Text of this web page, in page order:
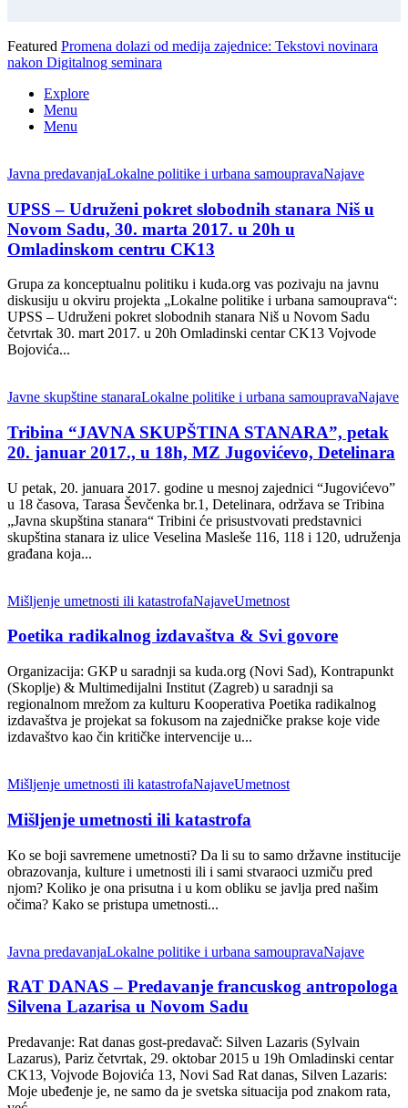
Featured Promena dolazi od medija zajednice: Tekstovi novinara
nakon Digitalnog seminara
Explore
Menu
Menu
Javna predavanjaLokalne politike i urbana samoupravaNajave
UPSS – Udruženi pokret slobodnih stanara Niš u
Novom Sadu, 30. marta 2017. u 20h u
Omladinskom centru CK13
Grupa za konceptualnu politiku i kuda.org vas pozivaju na javnu
diskusiju u okviru projekta „Lokalne politike i urbana samouprava“:
UPSS – Udruženi pokret slobodnih stanara Niš u Novom Sadu
četvrtak 30. mart 2017. u 20h Omladinski centar CK13 Vojvode
Bojovića...
Javne skupštine stanaraLokalne politike i urbana samoupravaNajave
Tribina “JAVNA SKUPŠTINA STANARA”, petak
20. januar 2017., u 18h, MZ Jugovićevo, Detelinara
U petak, 20. januara 2017. godine u mesnoj zajednici “Jugovićevo”
u 18 časova, Tarasa Ševčenka br.1, Detelinara, održava se Tribina
„Javna skupština stanara“ Tribini će prisustvovati predstavnici
skupština stanara iz ulice Veselina Masleše 116, 118 i 120, udruženja
građana koja...
Mišljenje umetnosti ili katastrofaNajaveUmetnost
Poetika radikalnog izdavaštva & Svi govore
Organizacija: GKP u saradnji sa kuda.org (Novi Sad), Kontrapunkt
(Skoplje) & Multimedijalni Institut (Zagreb) u saradnji sa
regionalnom mrežom za kulturu Kooperativa Poetika radikalnog
izdavaštva je projekat sa fokusom na zajedničke prakse koje vide
izdavaštvo kao čin kritičke intervencije u...
Mišljenje umetnosti ili katastrofaNajaveUmetnost
Mišljenje umetnosti ili katastrofa
Ko se boji savremene umetnosti? Da li su to samo državne institucije
obrazovanja, kulture i umetnosti ili i sami stvaraoci uzmiču pred
njom? Koliko je ona prisutna i u kom obliku se javlja pred našim
očima? Kako se pristupa umetnosti...
Javna predavanjaLokalne politike i urbana samoupravaNajave
RAT DANAS – Predavanje francuskog antropologa
Silvena Lazarisa u Novom Sadu
Predavanje: Rat danas gost-predavač: Silven Lazaris (Sylvain
Lazarus), Pariz četvrtak, 29. oktobar 2015 u 19h Omladinski centar
CK13, Vojvode Bojovića 13, Novi Sad Rat danas, Silven Lazaris:
Moje ubeđenje je, ne samo da je svetska situacija pod znakom rata,